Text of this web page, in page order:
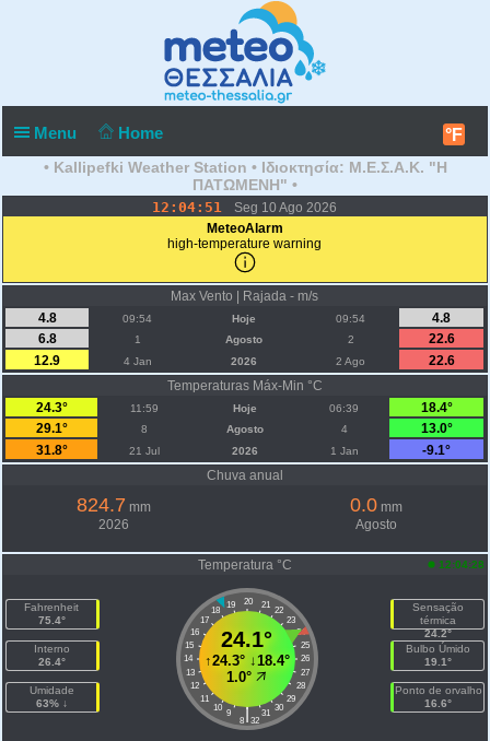
Menu Home °F
• Kallipefki Weather Station • Ιδιοκτησία: Μ.Ε.Σ.Α.Κ. "Η
ΠΑΤΩΜΕΝΗ" •
12:04:51
Seg 10 Ago 2026
MeteoAlarm
high-temperature warning
Max Vento | Rajada - m/s
4.8
09:54 Hoje 09:54
4.8
6.8
1 Agosto 2
22.6
12.9
4 Jan 2026 2 Ago
22.6
Temperaturas Máx-Min °C
24.3°
11:59 Hoje 06:39
18.4°
29.1°
8 Agosto 4
13.0°
31.8°
21 Jul 2026 1 Jan
-9.1°
Chuva anual
824.7 mm
2026
0.0mm
Agosto
Temperatura °C 12:04:28
Fahrenheit
75.4°
Interno
26.4°
Umidade
63% ↓
20
19 21
18
22
17
23
16
24
15
25
14
26
13
27
12
28
11
29
10
30
9 31
|
8 32
24.1°
↑24.3°↓18.4°
1.0°
Sensação
térmica
24.2°
Bulbo Úmido
19.1°
Ponto de orvalho
16.6°